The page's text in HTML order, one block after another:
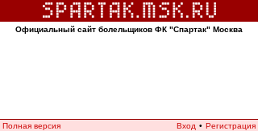
Официальный сайт болельщиков ФК "Спартак" Москва
Полная версия Вход • Регистрация